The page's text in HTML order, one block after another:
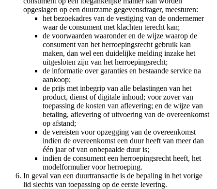
opgeslagen op een duurzame gegevensdrager, meesturen:
het bezoekadres van de vestiging van de ondernemer
waar de consument met klachten terecht kan;
de voorwaarden waaronder en de wijze waarop de
consument van het herroepingsrecht gebruik kan
maken, dan wel een duidelijke melding inzake het
uitgesloten zijn van het herroepingsrecht;
de informatie over garanties en bestaande service na
aankoop;
de prijs met inbegrip van alle belastingen van het
product, dienst of digitale inhoud; voor zover van
toepassing de kosten van aflevering; en de wijze van
betaling, aflevering of uitvoering van de overeenkomst
op afstand;
de vereisten voor opzegging van de overeenkomst
indien de overeenkomst een duur heeft van meer dan
één jaar of van onbepaalde duur is;
indien de consument een herroepingsrecht heeft, het
modelformulier voor herroeping.
In geval van een duurtransactie is de bepaling in het vorige
lid slechts van toepassing op de eerste levering.